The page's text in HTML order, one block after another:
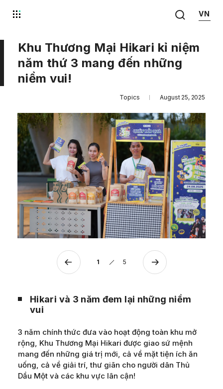
VN
Khu Thương Mại Hikari kỉ niệm
năm thứ 3 mang đến những
niềm vui!
Topics August 25, 2025
1 5
Hikari và 3 năm đem lại những niềm
vui
3 năm chính thức đưa vào hoạt động toàn khu mở
rộng, Khu Thương Mại Hikari được giao sứ mệnh
mang đến những giá trị mới, cả về mặt tiện ích ăn
uống, cả về giải trí, thư giãn cho người dân Thủ
Dầu Một và các khu vực lân cận!